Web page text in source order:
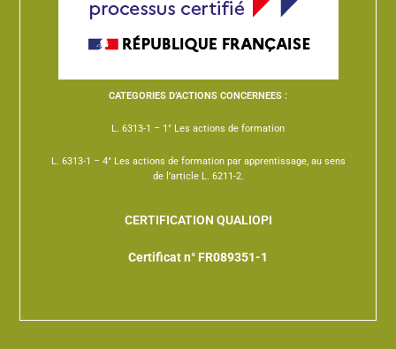
CATEGORIES D’ACTIONS CONCERNEES :
L. 6313-1 – 1° Les actions de formation
L. 6313-1 – 4° Les actions de formation par apprentissage, au sens
de l’article L. 6211-2.
CERTIFICATION QUALIOPI
Certificat n° FR089351-1